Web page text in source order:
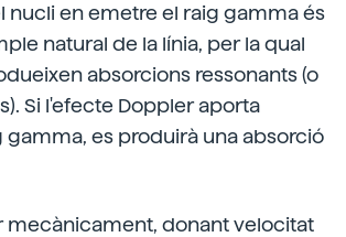
nucli en emetre el raig gamma és
natural de la línia, per la qual
absorcions ressonants (o
Si l'efecte Doppler aporta
gamma, es produirà una absorció
mecànicament, donant velocitat